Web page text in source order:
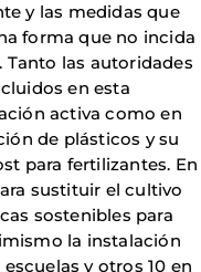
y las medidas que
forma que no incida
las autoridades
en esta
activa como en
de plásticos y su
para fertilizantes. En
sustituir el cultivo
sostenibles para
la instalación
y otros 10 en